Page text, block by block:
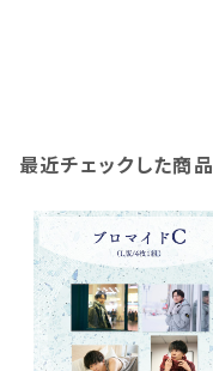
最近チェックした商品